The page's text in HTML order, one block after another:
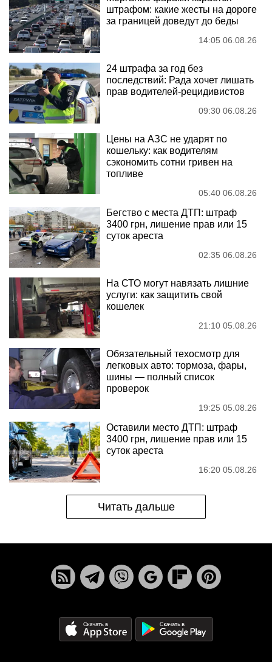
штрафом: какие жесты на дороге
за границей доведут до беды
14:05 06.08.26
24 штрафа за год без
последствий: Рада хочет лишать
прав водителей-рецидивистов
09:30 06.08.26
Цены на АЗС не ударят по
кошельку: как водителям
сэкономить сотни гривен на
топливе
05:40 06.08.26
Бегство с места ДТП: штраф
3400 грн, лишение прав или 15
суток ареста
02:35 06.08.26
На СТО могут навязать лишние
услуги: как защитить свой
кошелек
21:10 05.08.26
Обязательный техосмотр для
легковых авто: тормоза, фары,
шины — полный список
проверок
19:25 05.08.26
Оставили место ДТП: штраф
3400 грн, лишение прав или 15
суток ареста
16:20 05.08.26
Читать дальше